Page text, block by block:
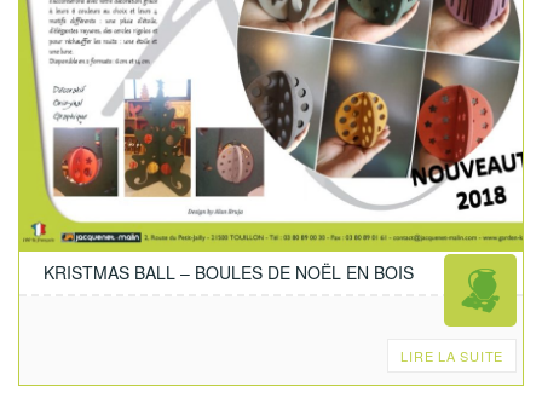
KRISTMAS BALL – BOULES DE NOËL EN BOIS
LIRE LA SUITE